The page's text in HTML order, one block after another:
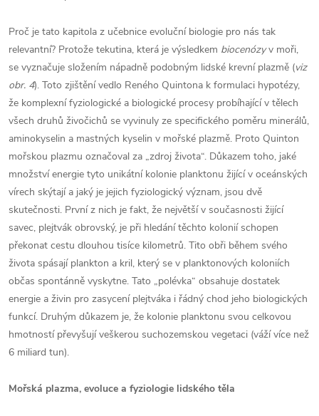
Proč je tato kapitola z učebnice evoluční biologie pro nás tak
relevantní? Protože tekutina, která je výsledkem biocenózyv moři,
se vyznačuje složením nápadně podobným lidské krevní plazmě (viz
obr. 4). Toto zjištění vedlo Reného Quintona k formulaci hypotézy,
že komplexní fyziologické a biologické procesy probíhající v tělech
všech druhů živočichů se vyvinuly ze specifického poměru minerálů,
aminokyselin a mastných kyselin v mořské plazmě. Proto Quinton
mořskou plazmu označoval za „zdroj života“. Důkazem toho, jaké
množství energie tyto unikátní kolonie planktonu žijící v oceánských
vírech skýtají a jaký je jejich fyziologický význam, jsou dvě
skutečnosti. První z nich je fakt, že největší v současnosti žijící
savec, plejtvák obrovský, je při hledání těchto kolonií schopen
překonat cestu dlouhou tisíce kilometrů. Tito obři během svého
života spásají plankton a kril, který se v planktonových koloniích
občas spontánně vyskytne. Tato „polévka“ obsahuje dostatek
energie a živin pro zasycení plejtváka i řádný chod jeho biologických
funkcí. Druhým důkazem je, že kolonie planktonu svou celkovou
hmotností převyšují veškerou suchozemskou vegetaci (váží více než
6 miliard tun).
Mořská plazma, evoluce a fyziologie lidského těla